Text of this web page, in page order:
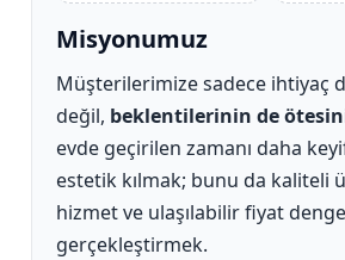
Misyonumuz
Müşterilerimize sadece ihtiyaç
değil, beklentilerinin de
evde geçirilen zamanı daha
estetik kılmak; bunu da kaliteli
hizmet ve ulaşılabilir fiyat
gerçekleştirmek.